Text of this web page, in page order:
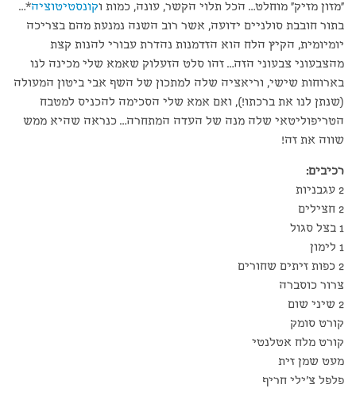
"מזון מזיק" מוחלט… הכל תלוי הקשר, עונה, כמות וקונסטיטוציה*…
בתור חובבת סולניים ידועה, אשר רוב השנה נמנעת מהם בצריכה
יומיומית, הקיץ הלח הוא הזדמנות נהדרת עבורי להנות קצת
מהצבעוני צבעוני הזה… זהו סלט הזעלוק שאמא שלי מכינה לנו
בארוחות שישי, וריאציה שלה למתכון של השף אבי ביטון המעולה
(שנתן לנו את ברכתו!), ואם אמא שלי הסכימה להכניס למטבח
הטריפוליטאי שלה מנה של העדה המתחרה… כנראה שהיא ממש
שווה את זה!
רכיבים:
2 עגבניות
2 חצילים
1 בצל סגול
1 לימון
2 כפות זיתים שחורים
צרור כוסברה
2 שיני שום
קורט סומק
קורט מלח אטלנטי
מעט שמן זית
פלפל צ'ילי חריף